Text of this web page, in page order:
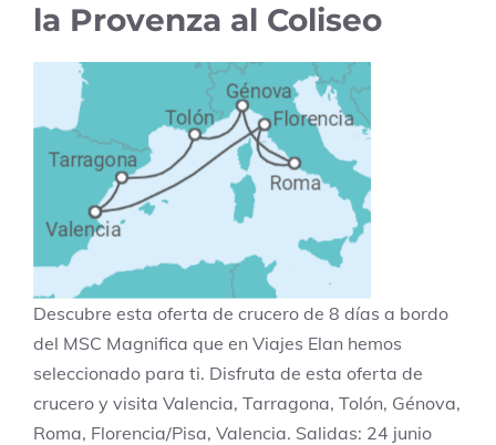
la Provenza al Coliseo
Descubre esta oferta de crucero de 8 días a bordo
del MSC Magnifica que en Viajes Elan hemos
seleccionado para ti. Disfruta de esta oferta de
crucero y visita Valencia, Tarragona, Tolón, Génova,
Roma, Florencia/Pisa, Valencia. Salidas: 24 junio